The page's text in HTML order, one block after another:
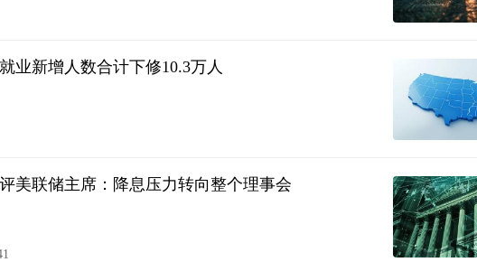
业新增人数合计下修10.3万人
美联储主席：降息压力转向整个理事会